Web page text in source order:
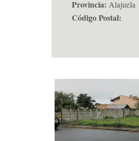
Provincia: Alajuela
Código Postal: